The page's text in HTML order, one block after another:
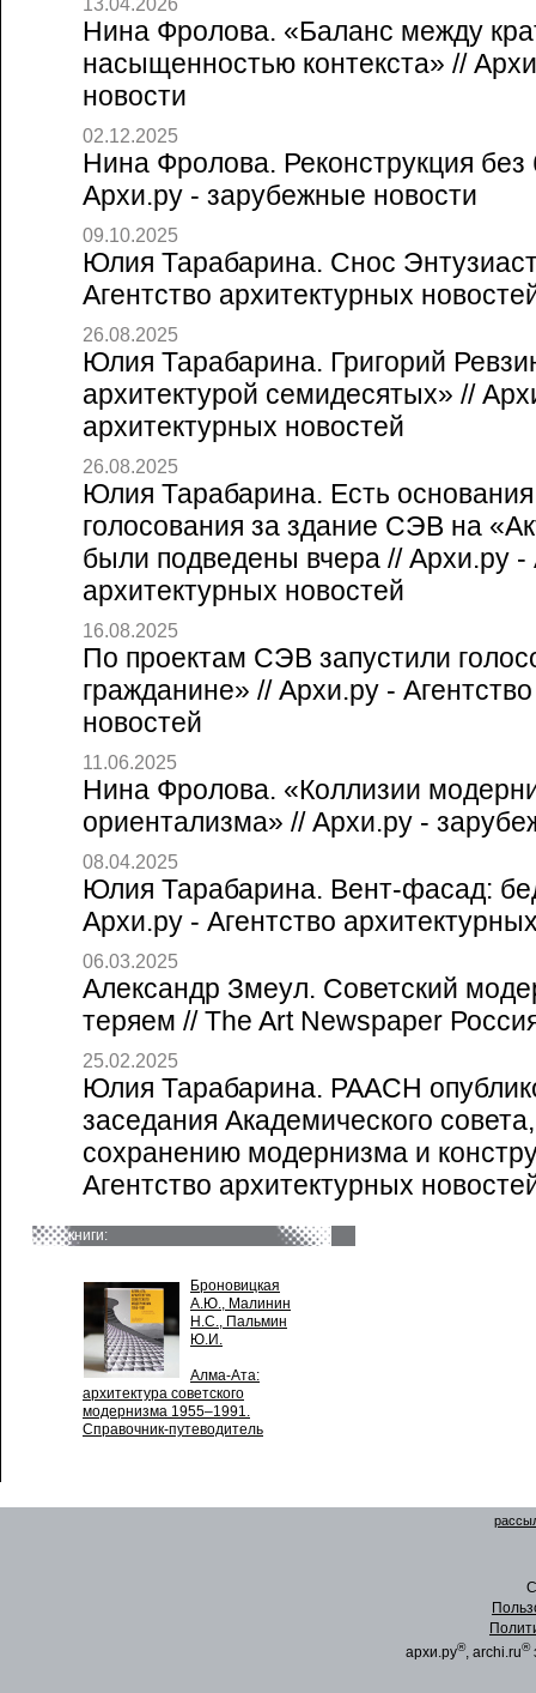
Нина Фролова. «Баланс между
насыщенностью контекста» //
новости
02.12.2025
Нина Фролова. Реконструкция
Архи.ру - зарубежные новости
09.10.2025
Юлия Тарабарина. Снос
Агентство архитектурных
26.08.2025
Юлия Тарабарина. Григорий
архитектурой семидесятых» //
архитектурных новостей
26.08.2025
Юлия Тарабарина. Есть основания
голосования за здание СЭВ на
были подведены вчера // Архи.ру -
архитектурных новостей
16.08.2025
По проектам СЭВ запустили
гражданине» // Архи.ру -
новостей
11.06.2025
Нина Фролова. «Коллизии
ориентализма» // Архи.ру -
08.04.2025
Юлия Тарабарина. Вент-фасад:
Архи.ру - Агентство
06.03.2025
Александр Змеул. Советский
теряем // The Art Newspaper
25.02.2025
Юлия Тарабарина. РААСН
заседания Академического
сохранению модернизма и
Агентство архитектурных
книги:
Броновицкая
А.Ю., Малинин
Н.С., Пальмин
Ю.И.
Алма-Ата:
архитектура советского
модернизма 1955–1991.
Справочник-путеводитель
архи.ру®, archi.ru®